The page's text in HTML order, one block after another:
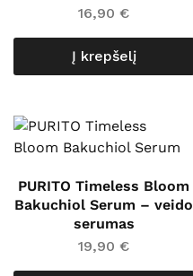
16,90€
Į krepšelį
PURITO Timeless Bloom
Bakuchiol Serum – veido
serumas
19,90€